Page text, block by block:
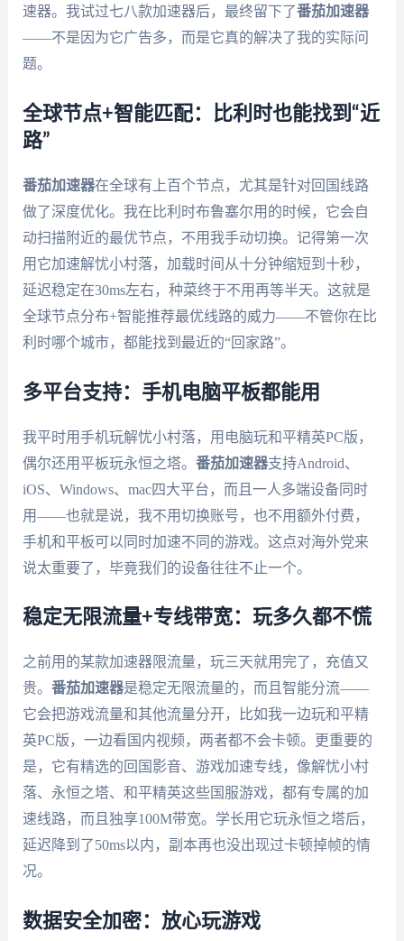
速器。我试过七八款加速器后，最终留下了番茄加速器
——不是因为它广告多，而是它真的解决了我的实际问
题。
全球节点+智能匹配：比利时也能找到“近
路”
番茄加速器在全球有上百个节点，尤其是针对回国线路
做了深度优化。我在比利时布鲁塞尔用的时候，它会自
动扫描附近的最优节点，不用我手动切换。记得第一次
用它加速解忧小村落，加载时间从十分钟缩短到十秒，
延迟稳定在30ms左右，种菜终于不用再等半天。这就是
全球节点分布+智能推荐最优线路的威力——不管你在比
利时哪个城市，都能找到最近的“回家路”。
多平台支持：手机电脑平板都能用
我平时用手机玩解忧小村落，用电脑玩和平精英PC版，
偶尔还用平板玩永恒之塔。 番茄加速器支持Android、
iOS、Windows、mac四大平台，而且一人多端设备同时
用——也就是说，我不用切换账号，也不用额外付费，
手机和平板可以同时加速不同的游戏。这点对海外党来
说太重要了，毕竟我们的设备往往不止一个。
稳定无限流量+专线带宽：玩多久都不慌
之前用的某款加速器限流量，玩三天就用完了，充值又
贵。 番茄加速器是稳定无限流量的，而且智能分流——
它会把游戏流量和其他流量分开，比如我一边玩和平精
英PC版，一边看国内视频，两者都不会卡顿。更重要的
是，它有精选的回国影音、游戏加速专线，像解忧小村
落、永恒之塔、和平精英这些国服游戏，都有专属的加
速线路，而且独享100M带宽。学长用它玩永恒之塔后，
延迟降到了50ms以内，副本再也没出现过卡顿掉帧的情
况。
数据安全加密：放心玩游戏